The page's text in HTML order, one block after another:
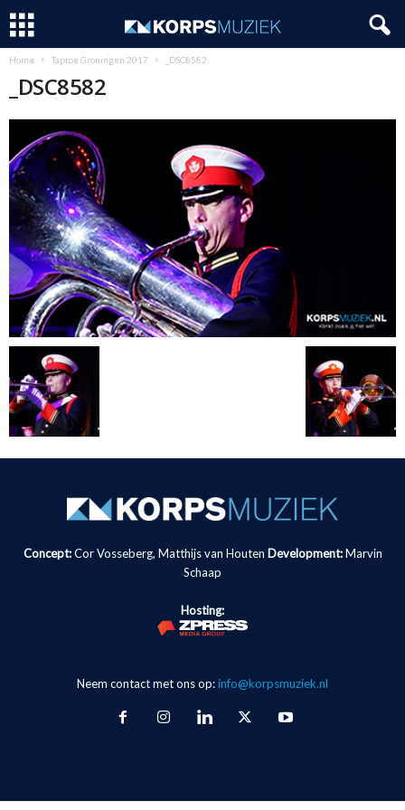
Home Taptoe Groningen 2017 _DSC8582
_DSC8582
Concept:Cor Vosseberg, Matthijs van Houten Development: Marvin
Schaap
Hosting:
Neem contact met ons op:info@korpsmuziek.nl